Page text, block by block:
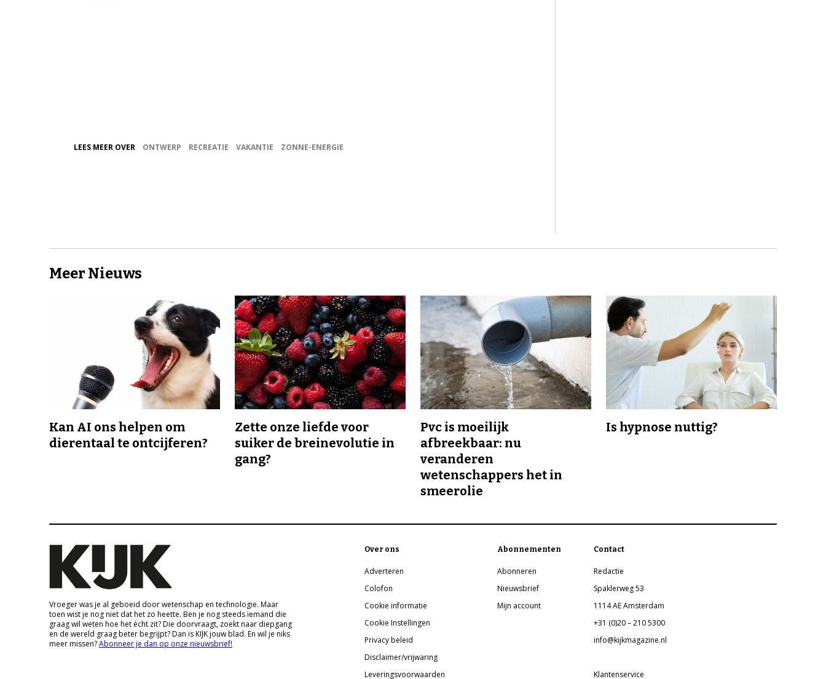
LEES MEER OVER ONTWERP RECREATIE VAKANTIE ZONNE-ENERGIE
Meer Nieuws
Kan AI ons helpen om
dierentaal te ontcijferen?
Zette onze liefde voor
suiker de breinevolutie in
gang?
Pvc is moeilijk
afbreekbaar: nu
veranderen
wetenschappers het in
smeerolie
Is hypnose nuttig?
Vroeger was je al geboeid door wetenschap en technologie. Maar
toen wist je nog niet dat het zo heette. Ben je nog steeds iemand die
graag wil weten hoe het écht zit? Die doorvraagt, zoekt naar diepgang
en de wereld graag beter begrijpt? Dan is KIJK jouw blad. En wil je niks
meer missen?Abonneer je dan op onze nieuwsbrief!
Over ons
Adverteren
Colofon
Cookie informatie
Cookie Instellingen
Privacy beleid
Disclaimer/vrijwaring
Leveringsvoorwaarden
Abonnementen
Abonneren
Nieuwsbrief
Mijn account
Contact
Redactie
Spaklerweg 53
1114 AE Amsterdam
+31 (0)20 – 210 5300
info@kijkmagazine.nl
Klantenservice